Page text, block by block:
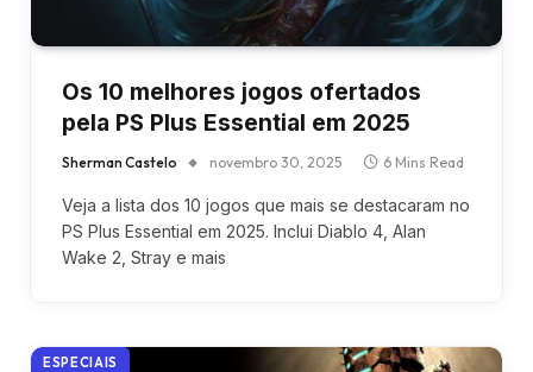
Os 10 melhores jogos ofertados
pela PS Plus Essential em 2025
Sherman Castelo novembro 30, 2025 6 Mins Read
Veja a lista dos 10 jogos que mais se destacaram no
PS Plus Essential em 2025. Inclui Diablo 4, Alan
Wake 2, Stray e mais
ESPECIAIS